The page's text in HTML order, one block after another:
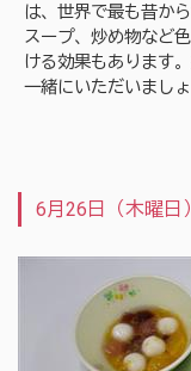
は、世界で最も昔か
スープ、炒め物など
ける効果もあります
一緒にいただいましょ
6月26日（木曜日）